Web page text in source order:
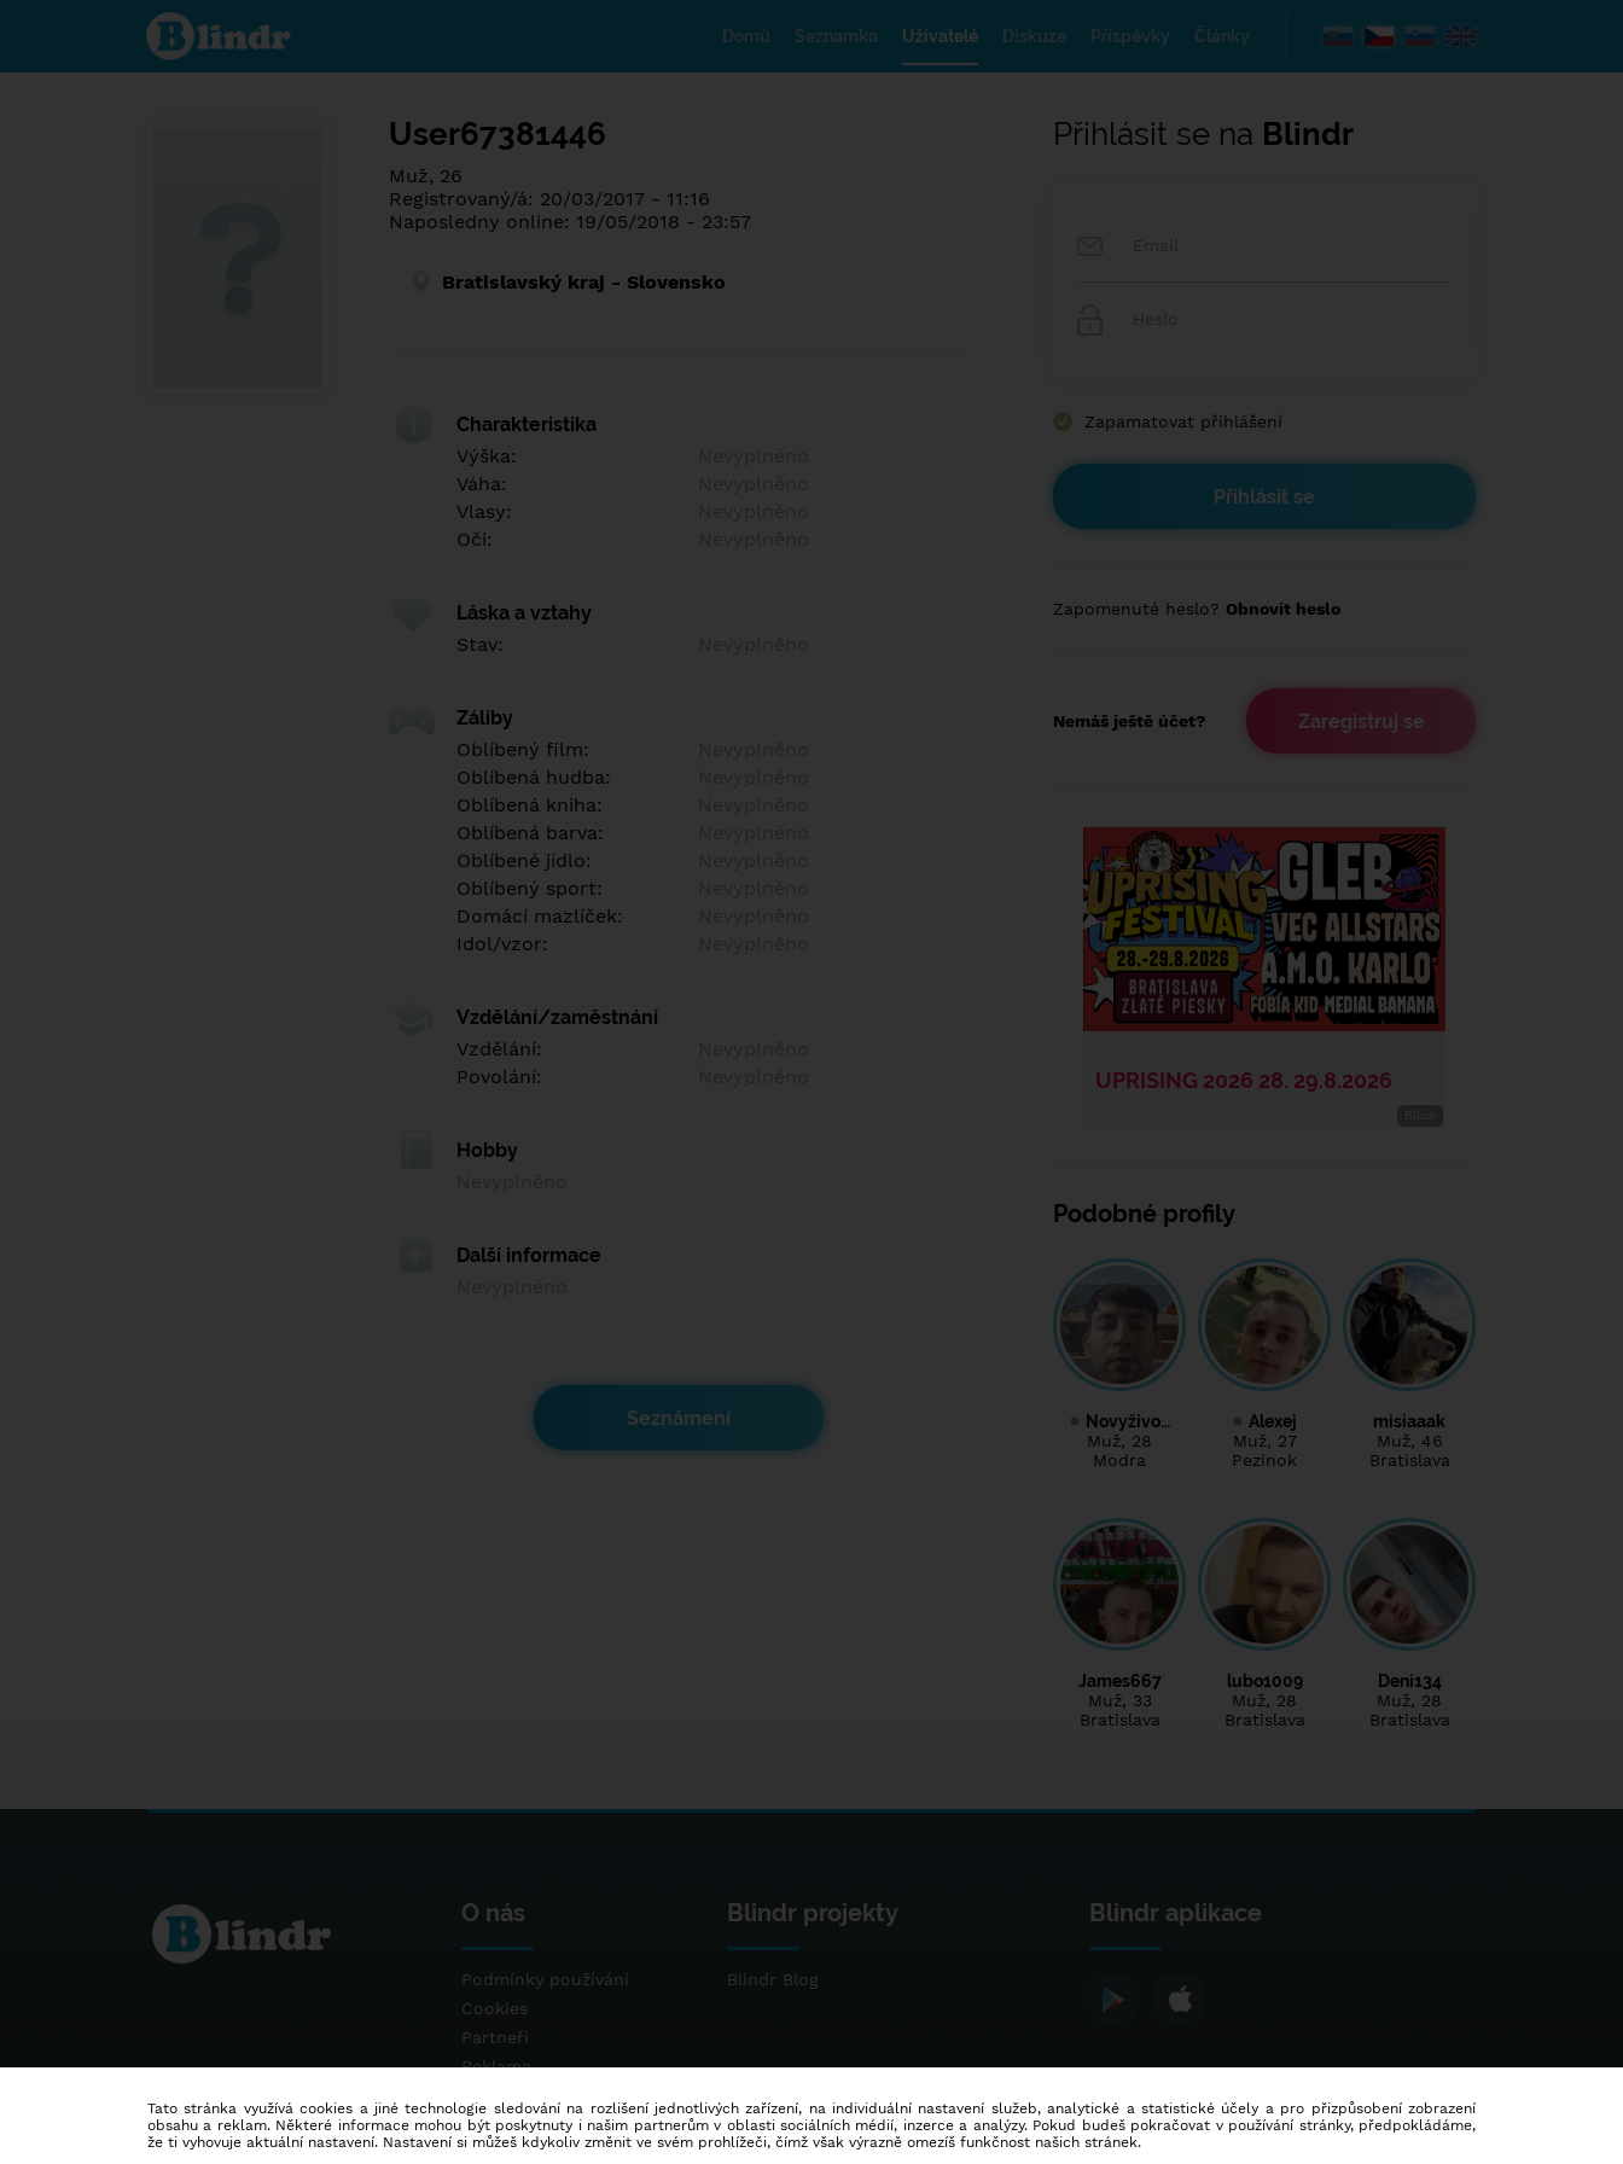
Poznej co je
pod maskou.
Seznamovací
Domů Seznamka Uživatelé Diskuze Příspěvky Články
User67381446
Muž, 26
Registrovaný/á: 20/03/2017 - 11:16
Naposledny online: 19/05/2018 - 23:57
Bratislavský kraj - Slovensko
Charakteristika
Výška:
Váha:
Vlasy:
Oči:
Láska a vztahy
Stav:
Záliby
Oblíbený film:
Oblíbená hudba:
Oblíbená kniha:
Oblíbená barva:
Oblíbené jídlo:
Oblíbený sport:
Domácí mazlíček:
Idol/vzor:
Vzdělání/zaměstnání
Vzdělání:
Povolání:
Hobby
Další informace
Seznámení
Přihlásit se na Blindr
Zapamatovat přihlášení
Zapomenuté heslo? Obnovit heslo
Nemáš ještě účet? Zaregistruj se
Podobné profily
Novyživo…
Muž, 28
Modra
Alexej
Muž, 27
Pezinok
misiaaak
Muž, 46
Bratislava
James667
Muž, 33
Bratislava
lubo1009
Muž, 28
Bratislava
Deni134
Muž, 28
Bratislava
O nás
Podmínky používání
Cookies
Partneři
Reklama
Blindr projekty
Blindr Blog
Blindr aplikace
Tato stránka využívá cookies a jiné technologie sledování na rozlišení jednotlivých zařízení, na individuální nastavení služeb, analytické a statistické účely a pro přizpůsobení zobrazení
obsahu a reklam. Některé informace mohou být poskytnuty i našim partnerům v oblasti sociálních médií, inzerce a analýzy. Pokud budeš pokračovat v používání stránky, předpokládáme,
že ti vyhovuje aktuální nastavení. Nastavení si můžeš kdykoliv změnit ve svém prohlížeči, čímž však výrazně omezíš funkčnost našich stránek.